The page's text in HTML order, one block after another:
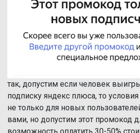
так, допустим если человек
подписку яндекс плюса, то
не только для новых
вами, но допустим этот промокод